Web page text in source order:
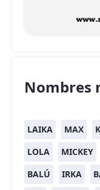
Nombres
LAIKA MAX
LOLA
MICKEY
BALÚ
IRKA